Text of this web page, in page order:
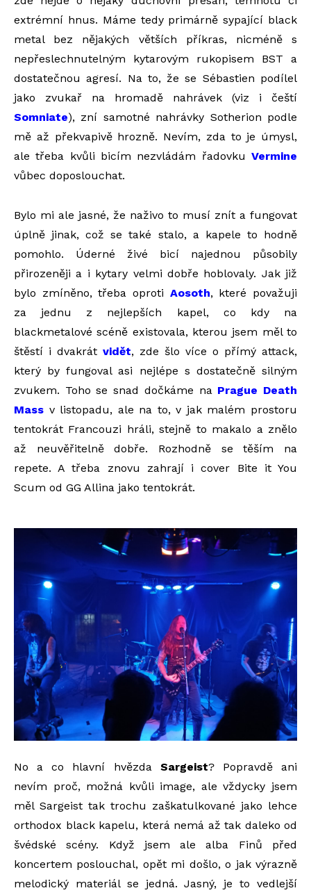
extrémní hnus. Máme tedy primárně sypající black
metal bez nějakých větších příkras, nicméně s
nepřeslechnutelným kytarovým rukopisem BST a
dostatečnou agresí. Na to, že se Sébastien podílel
jako zvukař na hromadě nahrávek (viz i čeští
Somniate), zní samotné nahrávky Sotherion podle
mě až překvapivě hrozně. Nevím, zda to je úmysl,
ale třeba kvůli bicím nezvládám řadovku Vermine
vůbec doposlouchat.
Bylo mi ale jasné, že naživo to musí znít a fungovat
úplně jinak, což se také stalo, a kapele to hodně
pomohlo. Úderné živé bicí najednou působily
přirozeněji a i kytary velmi dobře hoblovaly. Jak již
bylo zmíněno, třeba oproti Aosoth, které považuji
za jednu z nejlepších kapel, co kdy na
blackmetalové scéně existovala, kterou jsem měl to
štěstí i dvakrát vidět, zde šlo více o přímý attack,
který by fungoval asi nejlépe s dostatečně silným
zvukem. Toho se snad dočkáme na Prague Death
Mass v listopadu, ale na to, v jak malém prostoru
tentokrát Francouzi hráli, stejně to makalo a znělo
až neuvěřitelně dobře. Rozhodně se těším na
repete. A třeba znovu zahrají i cover Bite it You
Scum od GG Allina jako tentokrát.
No a co hlavní hvězda Sargeist? Popravdě ani
nevím proč, možná kvůli image, ale vždycky jsem
měl Sargeist tak trochu zaškatulkované jako lehce
orthodox black kapelu, která nemá až tak daleko od
švédské scény. Když jsem ale alba Finů před
koncertem poslouchal, opět mi došlo, o jak výrazně
melodický materiál se jedná. Jasný, je to vedlejší